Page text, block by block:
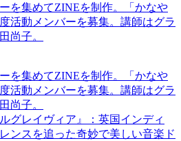
を集めてZINEを制作。「かなや
活動メンバーを募集。講師はグラ
尚子。
を集めてZINEを制作。「かなや
活動メンバーを募集。講師はグラ
尚子。
グレイヴィア』：英国インディ
ンスを追った奇妙で美しい音楽ド